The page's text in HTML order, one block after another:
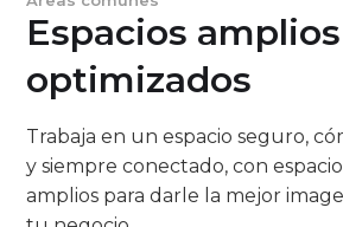
Espacios
optimizados
Trabaja en un espacio seguro,
y siempre conectado, con
amplios para darle la mejor